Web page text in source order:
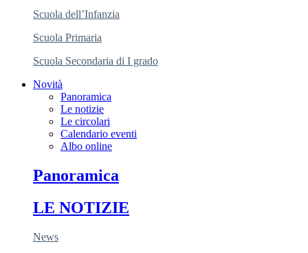
Scuola dell’Infanzia
Scuola Primaria
Scuola Secondaria di I grado
Novità
Panoramica
Le notizie
Le circolari
Calendario eventi
Albo online
Panoramica
LE NOTIZIE
News